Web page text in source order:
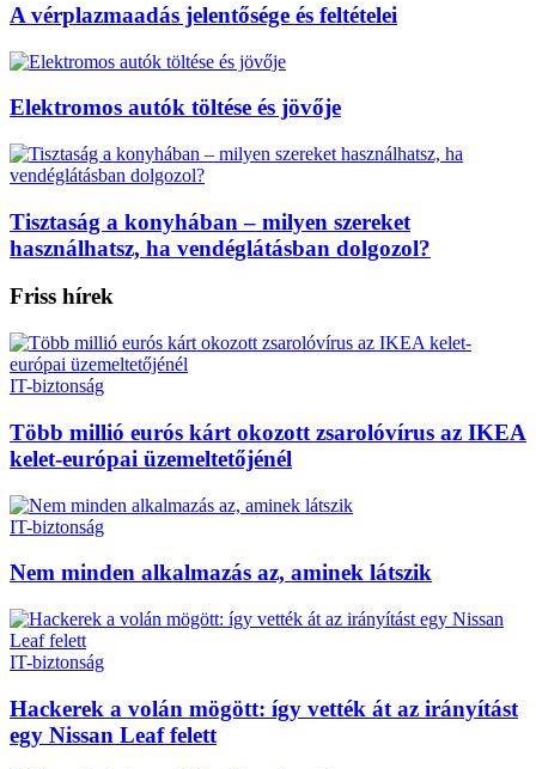
A vérplazmaadás jelentősége és feltételei
Elektromos autók töltése és jövője
Tisztaság a konyhában – milyen szereket
használhatsz, ha vendéglátásban dolgozol?
Friss hírek
IT-biztonság
Több millió eurós kárt okozott zsarolóvírus az IKEA
kelet-európai üzemeltetőjénél
IT-biztonság
Nem minden alkalmazás az, aminek látszik
IT-biztonság
Hackerek a volán mögött: így vették át az irányítást
egy Nissan Leaf felett